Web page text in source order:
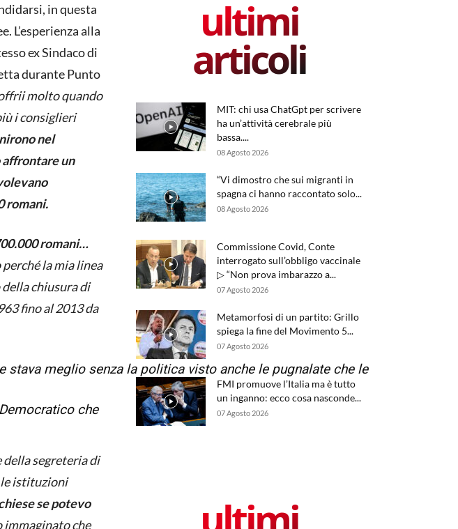
in questa
L’esperienza alla
ex Sindaco di
durante Punto
molto quando
i consiglieri
nel
affrontare un
romani.
romani…
la mia linea
chiusura di
fino al 2013 da
stava meglio senza la politica visto anche le pugnalate che le
che
segreteria di
le istituzioni
se potevo
immaginato che
ultimi
articoli
MIT: chi usa ChatGpt per scrivere
ha un’attività cerebrale più
bassa....
08 Agosto 2026
“Vi dimostro che sui migranti in
spagna ci hanno raccontato solo...
08 Agosto 2026
Commissione Covid, Conte
interrogato sull’obbligo vaccinale
▷ “Non prova imbarazzo a...
07 Agosto 2026
Metamorfosi di un partito: Grillo
spiega la fine del Movimento 5...
07 Agosto 2026
FMI promuove l’Italia ma è tutto
un inganno: ecco cosa nasconde...
07 Agosto 2026